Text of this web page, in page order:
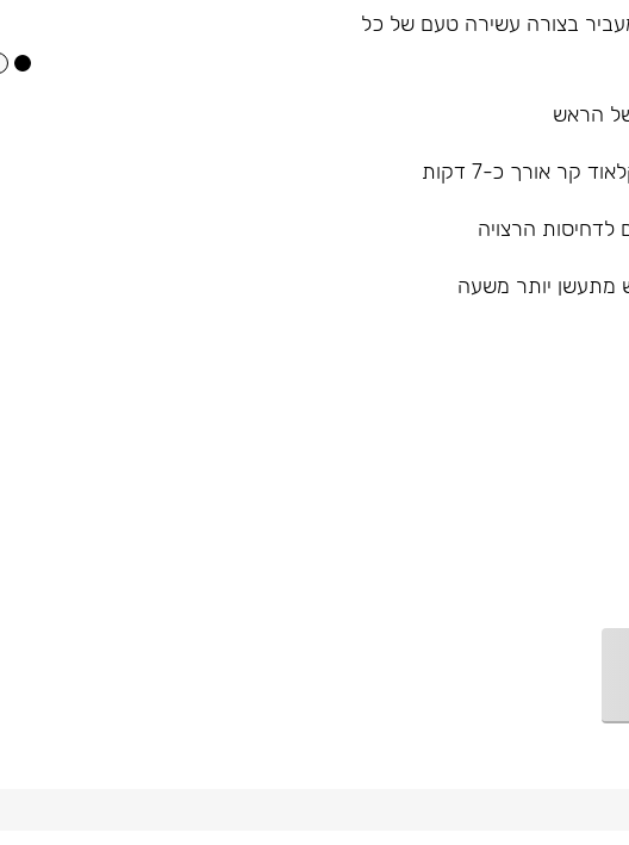
בצורה עשירה טעם של כל
של הראש